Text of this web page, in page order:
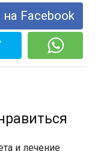
Facebook